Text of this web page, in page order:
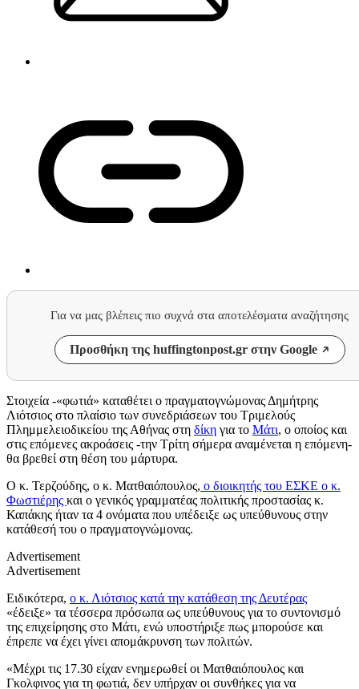
Για να μας βλέπεις πιο συχνά στα αποτελέσματα αναζήτησης
Προσθήκη της huffingtonpost.gr στην Google
Στοιχεία -«φωτιά» καταθέτει ο πραγματογνώμονας Δημήτρης
Λιότσιος στο πλαίσιο των συνεδριάσεων του Τριμελούς
Πλημμελειοδικείου της Αθήνας στη δίκη για το Μάτι, ο οποίος και
στις επόμενες ακροάσεις -την Τρίτη σήμερα αναμένεται η επόμενη-
θα βρεθεί στη θέση του μάρτυρα.
O κ. Τερζούδης, ο κ. Ματθαιόπουλος, ο διοικητής του ΕΣΚΕ ο κ.
Φωστιέρης και ο γενικός γραμματέας πολιτικής προστασίας κ.
Καπάκης ήταν τα 4 ονόματα που υπέδειξε ως υπεύθυνους στην
κατάθεσή του ο πραγματογνώμονας.
Advertisement
Advertisement
Ειδικότερα, ο κ. Λιότσιος κατά την κατάθεση της Δευτέρας
«έδειξε» τα τέσσερα πρόσωπα ως υπεύθυνους για το συντονισμό
της επιχείρησης στο Μάτι, ενώ υποστήριξε πως μπορούσε και
έπρεπε να έχει γίνει απομάκρυνση των πολιτών.
«Μέχρι τις 17.30 είχαν ενημερωθεί οι Ματθαιόπουλος και
Γκολφινος για τη φωτιά, δεν υπήρχαν οι συνθήκες για να